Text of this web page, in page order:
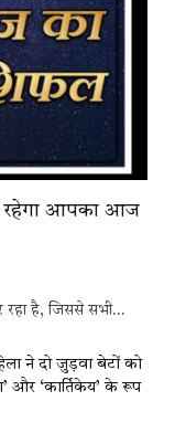
रहेगा आपका आज
रहा है, जिससे सभी…
ने दो जुड़वा बेटों को
और ‘कार्तिकेय’ के रूप